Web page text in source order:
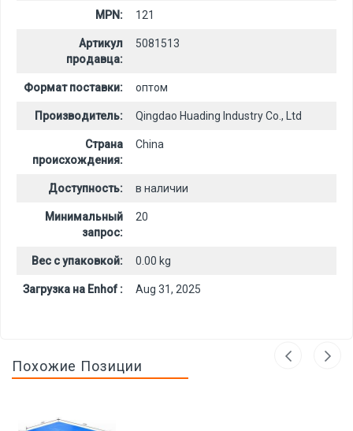
MPN: 121
Артикул
продавца:
5081513
Формат поставки: оптом
Производитель: Qingdao Huading Industry Co., Ltd
Страна
происхождения:
China
Доступность: в наличии
Минимальный
запрос:
20
Вес с упаковкой: 0.00 kg
Загрузка на Enhof : Aug 31, 2025
Похожие Позиции